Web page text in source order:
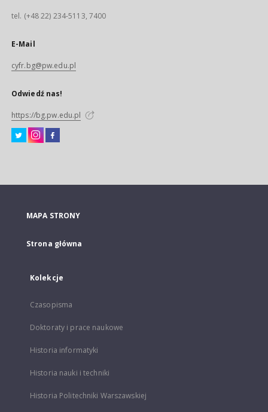
tel. (+48 22) 234-5113, 7400
E-Mail
cyfr.bg@pw.edu.pl
Odwiedź nas!
https://bg.pw.edu.pl
MAPA STRONY
Strona główna
Kolekcje
Czasopisma
Doktoraty i prace naukowe
Historia informatyki
Historia nauki i techniki
Historia Politechniki Warszawskiej